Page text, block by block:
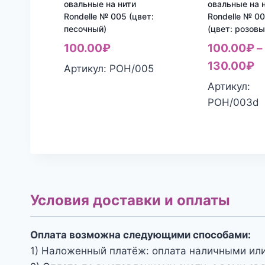
овальные на нити
Rondelle № 005 (цвет:
песочный)
100.00₽
Артикул: РОН/005
овальные на
Rondelle №
(цвет:
100.00₽–
130.00₽
Артикул:
РОН/003d
Условия доставки и оплаты
Оплата возможна следующими способами:
1) Наложенный платёж: оплата наличными